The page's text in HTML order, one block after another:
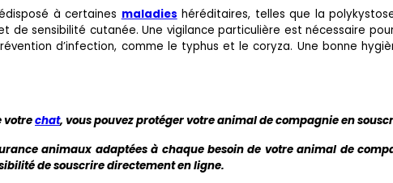
à certaines maladies héréditaires, telles que la
de sensibilité cutanée. Une vigilance particulière est nécessaire
d’infection, comme le typhus et le coryza. Une bonne
votrechat, vous pouvez protéger votre animal de compagnie en
animaux adaptées à chaque besoin de votre animal de
de souscrire directement en ligne.